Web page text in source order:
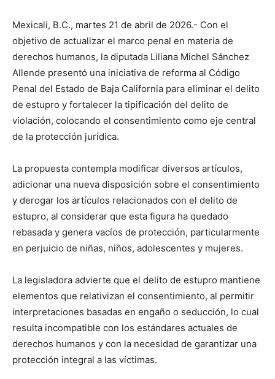
Mexicali, B.C., martes 21 de abril de 2026.- Con el
objetivo de actualizar el marco penal en materia de
derechos humanos, la diputada Liliana Michel Sánchez
Allende presentó una iniciativa de reforma al Código
Penal del Estado de Baja California para eliminar el delito
de estupro y fortalecer la tipificación del delito de
violación, colocando el consentimiento como eje central
de la protección jurídica.
La propuesta contempla modificar diversos artículos,
adicionar una nueva disposición sobre el consentimiento
y derogar los artículos relacionados con el delito de
estupro, al considerar que esta figura ha quedado
rebasada y genera vacíos de protección, particularmente
en perjuicio de niñas, niños, adolescentes y mujeres.
La legisladora advierte que el delito de estupro mantiene
elementos que relativizan el consentimiento, al permitir
interpretaciones basadas en engaño o seducción, lo cual
resulta incompatible con los estándares actuales de
derechos humanos y con la necesidad de garantizar una
protección integral a las víctimas.